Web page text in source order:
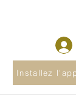
Installez